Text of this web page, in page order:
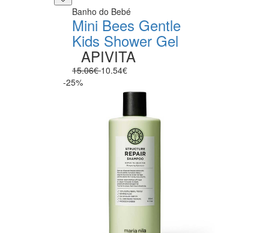
Banho do Bebé
Mini Bees Gentle
Kids Shower Gel
APIVITA
15.06€10.54€
-25%